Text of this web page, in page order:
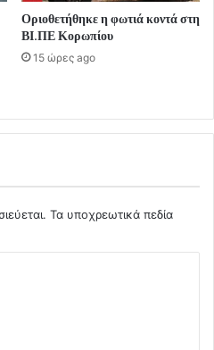
Οριοθετήθηκε η φωτιά κοντά στη
ΒΙ.ΠΕ Κορωπίου
15 ώρες ago
Τα υποχρεωτικά πεδία